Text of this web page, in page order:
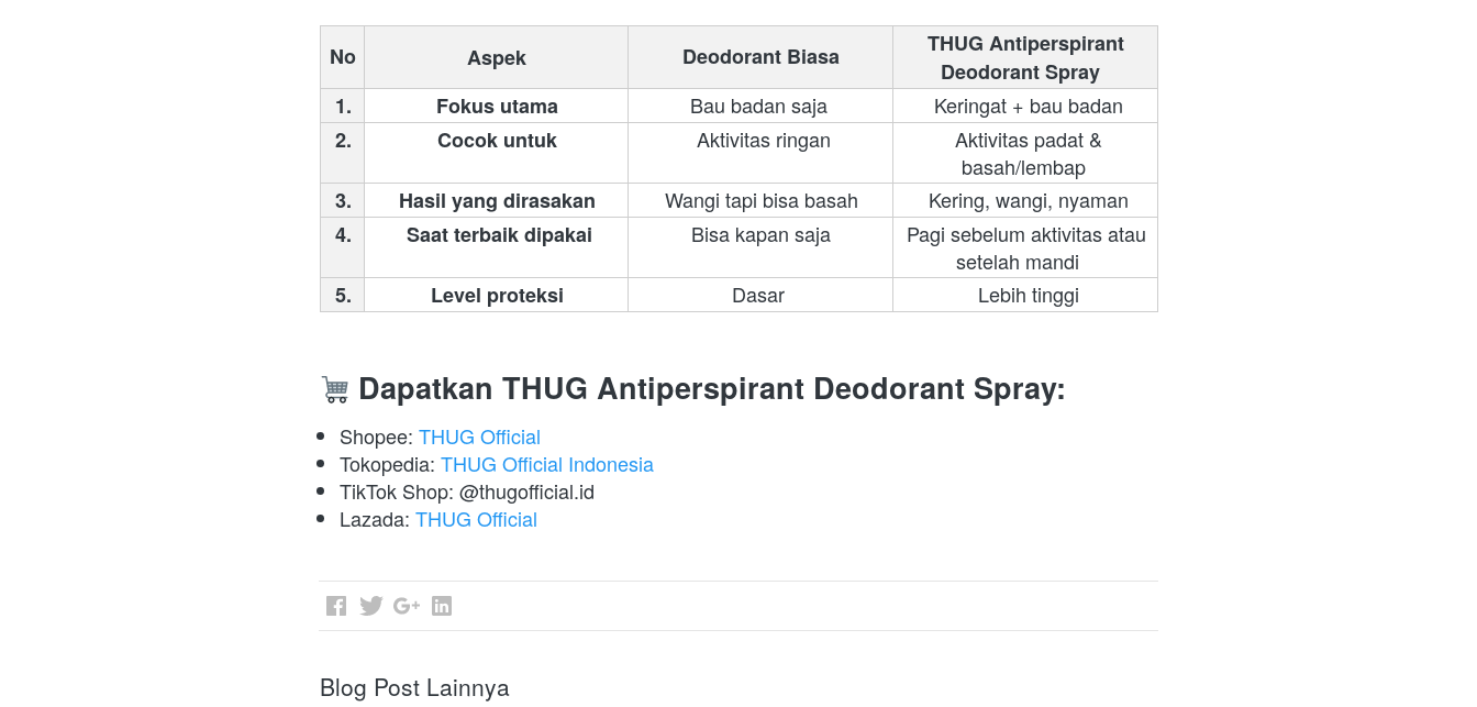
No Aspek Deodorant Biasa
THUG Antiperspirant
Deodorant Spray
1.
Fokus utama Bau badan saja
Keringat + bau badan
2.
Cocok untuk Aktivitas ringan
Aktivitas padat &
basah/lembap
3.
Hasil yang dirasakan Wangi tapi bisa basah
Kering, wangi, nyaman
4.
Saat terbaik dipakai Bisa kapan saja
Pagi sebelum aktivitas atau
setelah mandi
5.
Level proteksi Dasar Lebih tinggi
Dapatkan THUG Antiperspirant Deodorant Spray:
Shopee: THUG Official
Tokopedia: THUG Official Indonesia
TikTok Shop: @thugofficial.id
Lazada: THUG Official
Blog Post Lainnya